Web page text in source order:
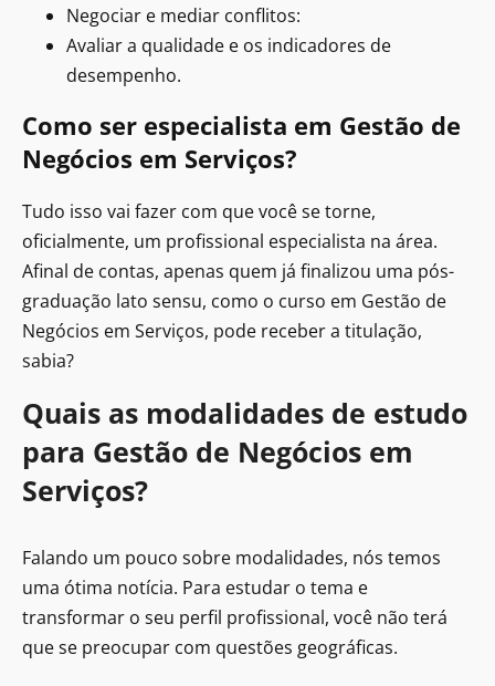
Negociar e mediar conflitos:
Avaliar a qualidade e os indicadores de
desempenho.
Como ser especialista em Gestão de
Negócios em Serviços?
Tudo isso vai fazer com que você se torne,
oficialmente, um profissional especialista na área.
Afinal de contas, apenas quem já finalizou uma pós-
graduação lato sensu, como o curso em Gestão de
Negócios em Serviços, pode receber a titulação,
sabia?
Quais as modalidades de estudo
para Gestão de Negócios em
Serviços?
Falando um pouco sobre modalidades, nós temos
uma ótima notícia. Para estudar o tema e
transformar o seu perfil profissional, você não terá
que se preocupar com questões geográficas.